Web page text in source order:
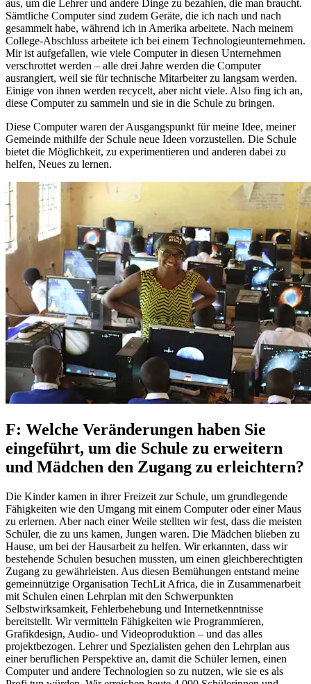
aus, um die Lehrer und andere Dinge zu bezahlen, die man braucht.
Sämtliche Computer sind zudem Geräte, die ich nach und nach
gesammelt habe, während ich in Amerika arbeitete. Nach meinem
College-Abschluss arbeitete ich bei einem Technologieunternehmen.
Mir ist aufgefallen, wie viele Computer in diesen Unternehmen
verschrottet werden – alle drei Jahre werden die Computer
ausrangiert, weil sie für technische Mitarbeiter zu langsam werden.
Einige von ihnen werden recycelt, aber nicht viele. Also fing ich an,
diese Computer zu sammeln und sie in die Schule zu bringen.
Diese Computer waren der Ausgangspunkt für meine Idee, meiner
Gemeinde mithilfe der Schule neue Ideen vorzustellen. Die Schule
bietet die Möglichkeit, zu experimentieren und anderen dabei zu
helfen, Neues zu lernen.
F: Welche Veränderungen haben Sie
eingeführt, um die Schule zu erweitern
und Mädchen den Zugang zu erleichtern?
Die Kinder kamen in ihrer Freizeit zur Schule, um grundlegende
Fähigkeiten wie den Umgang mit einem Computer oder einer Maus
zu erlernen. Aber nach einer Weile stellten wir fest, dass die meisten
Schüler, die zu uns kamen, Jungen waren. Die Mädchen blieben zu
Hause, um bei der Hausarbeit zu helfen. Wir erkannten, dass wir
bestehende Schulen besuchen mussten, um einen gleichberechtigten
Zugang zu gewährleisten. Aus diesen Bemühungen entstand meine
gemeinnützige Organisation TechLit Africa, die in Zusammenarbeit
mit Schulen einen Lehrplan mit den Schwerpunkten
Selbstwirksamkeit, Fehlerbehebung und Internetkenntnisse
bereitstellt. Wir vermitteln Fähigkeiten wie Programmieren,
Grafikdesign, Audio- und Videoproduktion – und das alles
projektbezogen. Lehrer und Spezialisten gehen den Lehrplan aus
einer beruflichen Perspektive an, damit die Schüler lernen, einen
Computer und andere Technologien so zu nutzen, wie sie es als